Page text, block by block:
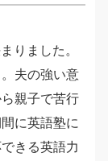
りました。
夫の強い意
親子で苦行
に英語塾に
きる英語力